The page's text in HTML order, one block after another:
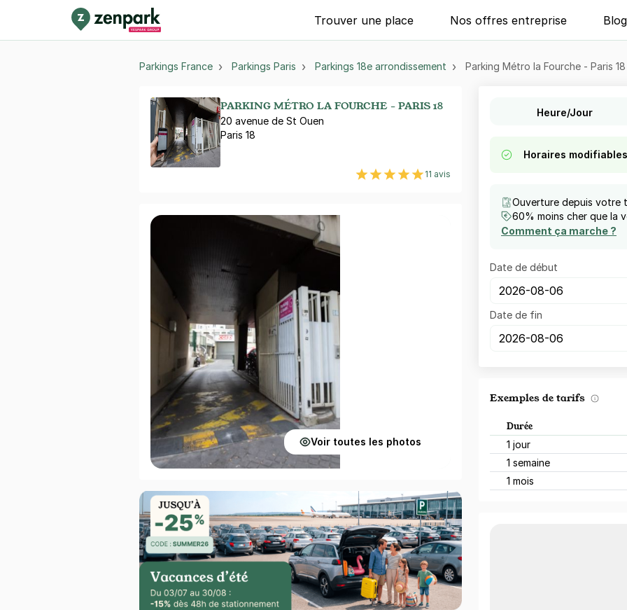
Trouver une place Nos offres entreprise Blog
Parkings France Parkings Paris Parkings 18e arrondissement Parking Métro la Fourche - Paris 18
PARKING MÉTRO LA FOURCHE - PARIS 18
20 avenue de St Ouen
Paris 18
11 avis
Voir toutes les photos
Heure/Jour
Horaires
Ouverture depuis votre
60% moins cher que la
Comment ça marche ?
Date de début
Date de fin
Exemples de tarifs
Durée
1 jour
1 semaine
1 mois